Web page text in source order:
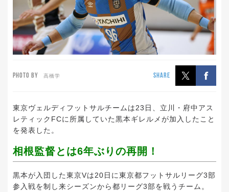
PHOTO BY 高橋学 SHARE
東京ヴェルディフットサルチームは23日、立川・府中アス
レティックFCに所属していた黒本ギレルメが加入したこと
を発表した。
相根監督とは6年ぶりの再開！
黒本が入団した東京Vは20日に東京都フットサルリーグ3部
参入戦を制し来シーズンから都リーグ3部を戦うチーム。